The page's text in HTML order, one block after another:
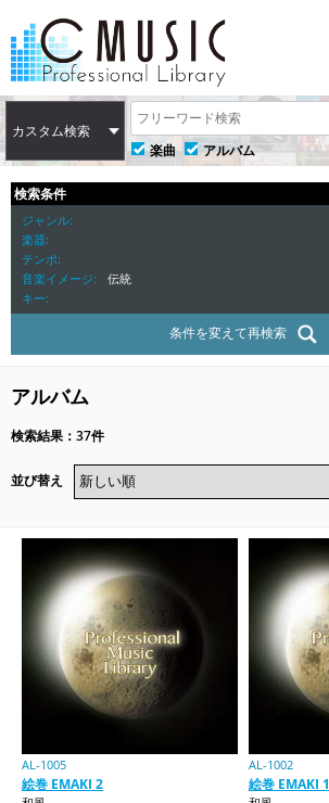
カスタム検索
楽曲
アルバム
検索条件
ジャンル
楽器
テンポ
音楽イメージ
伝統
キー
条件を変えて再検索
アルバム
検索結果：37件
並び替え
AL-1005
絵巻 EMAKI 2
AL-1002
絵巻 EMAKI 1